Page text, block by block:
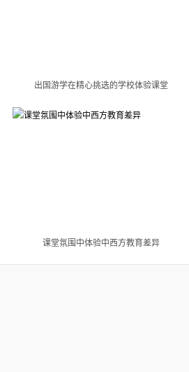
出国游学在精心挑选的学校体验课堂
课堂氛围中体验中西方教育差异